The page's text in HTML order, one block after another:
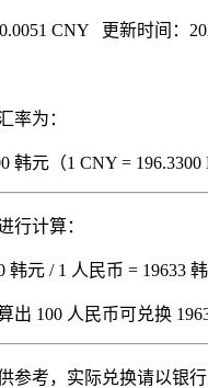
CNY 更新时间：
率为：
韩元（1 CNY =
行计算：
韩元 / 1 人民币 = 19633
出 100 人民币可兑换
参考，实际兑换请以银行